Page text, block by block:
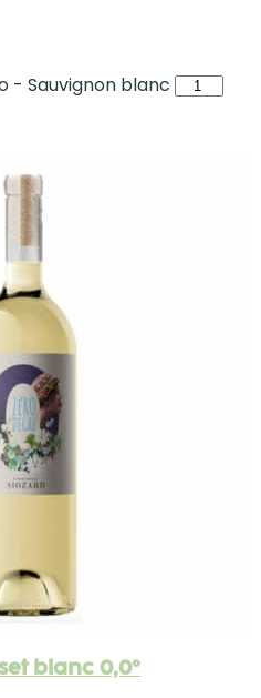
- Sauvignon blanc
blanc 0,0°